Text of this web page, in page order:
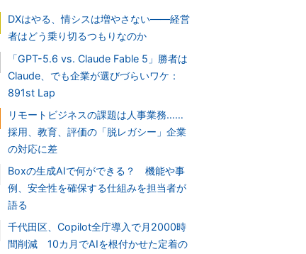
DXはやる、情シスは増やさない――経営
者はどう乗り切るつもりなのか
「GPT-5.6 vs. Claude Fable 5」勝者は
Claude、でも企業が選びづらいワケ：
891st Lap
リモートビジネスの課題は人事業務……
採用、教育、評価の「脱レガシー」企業
の対応に差
Boxの生成AIで何ができる？ 機能や事
例、安全性を確保する仕組みを担当者が
語る
千代田区、Copilot全庁導入で月2000時
間削減 10カ月でAIを根付かせた定着の